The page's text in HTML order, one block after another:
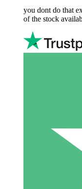
you dont do that
of the stock